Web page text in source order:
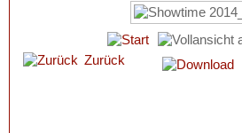
Zurück